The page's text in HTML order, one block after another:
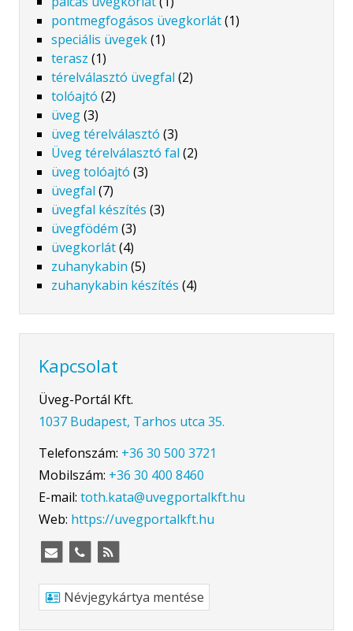
pontmegfogásos üvegkorlát(1)
speciális üvegek(1)
terasz (1)
térelválasztó üvegfal (2)
tolóajtó (2)
üveg(3)
üveg térelválasztó (3)
Üveg térelválasztó fal (2)
üveg tolóajtó (3)
üvegfal (7)
üvegfal készítés (3)
üvegfödém (3)
üvegkorlát(4)
zuhanykabin (5)
zuhanykabin készítés (4)
Kapcsolat
Üveg-Portál Kft.
1037 Budapest, Tarhos utca 35.
Telefonszám: +36 30 500 3721
Mobilszám: +36 30 400 8460
E-mail: toth.kata@uvegportalkft.hu
Web: https://uvegportalkft.hu
Névjegykártya mentése